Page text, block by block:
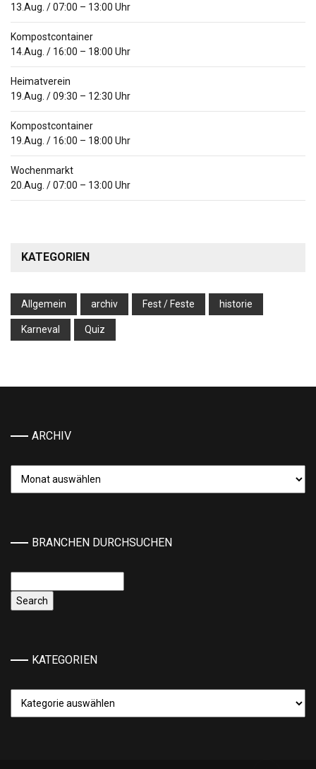
13.Aug. /07:00 – 13:00 Uhr
Kompostcontainer
14.Aug. / 16:00 – 18:00 Uhr
Heimatverein
19.Aug. /09:30 – 12:30 Uhr
Kompostcontainer
19.Aug. / 16:00 – 18:00 Uhr
Wochenmarkt
20.Aug. /07:00 – 13:00 Uhr
KATEGORIEN
Allgemein archiv Fest / Feste historie
Karneval Quiz
ARCHIV
BRANCHEN DURCHSUCHEN
KATEGORIEN